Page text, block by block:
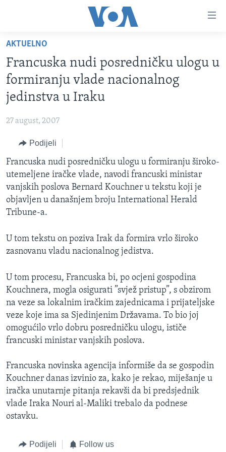
glavni
sadržaj
Pređi
na
glavnu
Idi
pretragu
TV PROGRAM
VIDEO
FOTOGRAFIJE DANA
SJEDINJENE AMERIČKE DRŽAVE
BOSNA I HERCEGOVINA
SVIJET
NAUKA I TEHNOLOGIJA
SPECIJALNI PROJEKTI
KORUPCIJA
SLOBODA MEDIJA
ŽENSKA STRANA
IZBJEGLIČKA STRANA
MAGAZIN
O GLASU AMERIKE
Learning English
PRATITE NAS
AKTUELNO
Francuska nudi posredničku ulogu u
formiranju vlade nacionalnog
jedinstva u Iraku
27 august, 2007
Podijeli
Francuska nudi posredničku ulogu u formiranju široko-
utemeljene iračke vlade, navodi francuski ministar
vanjskih poslova Bernard Kouchner u tekstu koji je
objavljen u današnjem broju International Herald
Tribune-a.
U tom tekstu on poziva Irak da formira vrlo široko
zasnovanu vladu nacionalnog jedistva.
U tom procesu, Francuska bi, po ocjeni gospodina
Kouchnera, mogla osigurati ”svjež pristup”, s obzirom
na veze sa lokalnim iračkim zajednicama i prijateljske
veze koje ima sa Sjedinjenim Državama. To bio joj
omogućilo vrlo dobru posredničku ulogu, ističe
francuski ministar vanjskih poslova.
Francuska novinska agencija informiše da se gospodin
Kouchner danas izvinio za, kako je rekao, miješanje u
iračka unutarnje pitanja rekavši da bi predsjednik
vlade Iraka Nouri al-Maliki trebalo da podnese
ostavku.
Podijeli Follow us